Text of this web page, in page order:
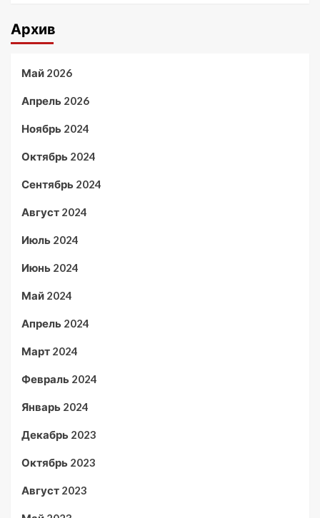
Архив
Май 2026
Апрель 2026
Ноябрь 2024
Октябрь 2024
Сентябрь 2024
Август 2024
Июль 2024
Июнь 2024
Май 2024
Апрель 2024
Март 2024
Февраль 2024
Январь 2024
Декабрь 2023
Октябрь 2023
Август 2023